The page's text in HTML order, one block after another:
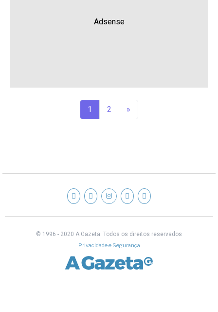
Adsense
1 2 »
© 1996 - 2020 A Gazeta. Todos os direitos reservados
Privacidade e Segurança